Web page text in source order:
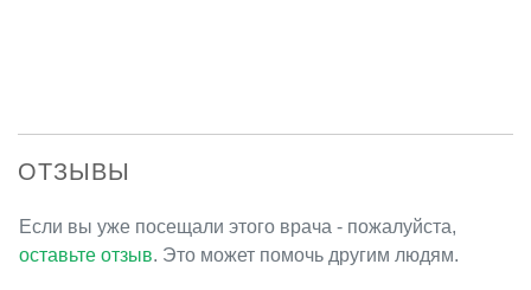
ОТЗЫВЫ
Если вы уже посещали этого врача - пожалуйста,
оставьте отзыв. Это может помочь другим людям.